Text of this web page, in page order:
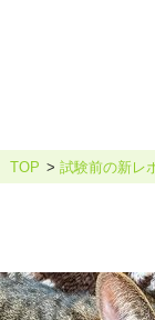
ホリステ
TOP 試験前の新レ